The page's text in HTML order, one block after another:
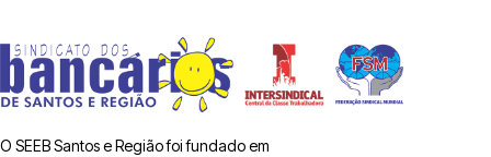
O SEEB Santos e Região foi fundado em